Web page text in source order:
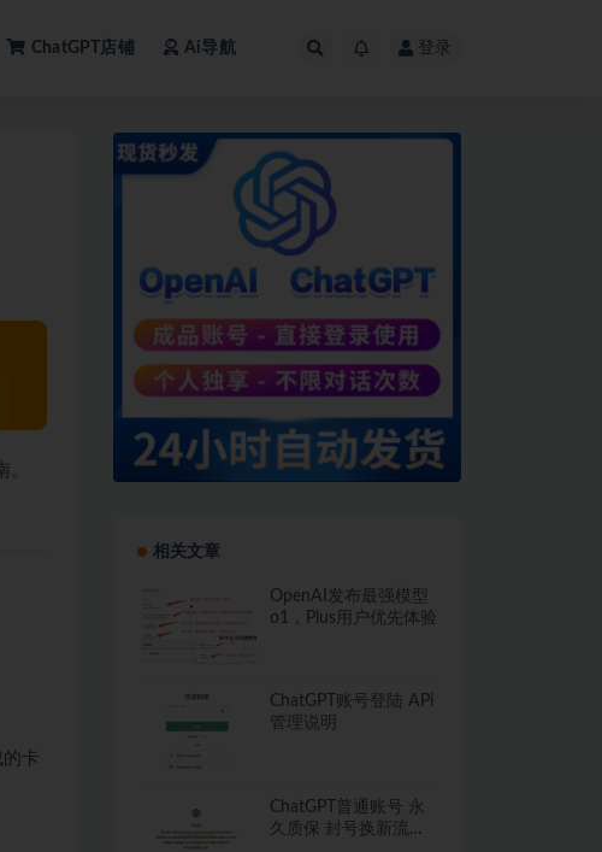
ChatGPT店铺 Ai导航 登录
卡
相关文章
OpenAI发布最强模型
o1，Plus用户优先体验
ChatGPT账号登陆 APi
管理说明
ChatGPT普通账号 永
久质保 封号换新流程